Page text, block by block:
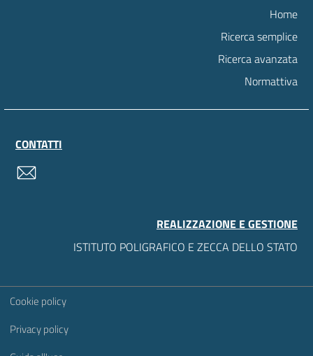
Home
Ricerca semplice
Ricerca avanzata
Normattiva
CONTATTI
REALIZZAZIONE E GESTIONE
ISTITUTO POLIGRAFICO E ZECCA DELLO STATO
Sezione Link Utili
Cookie policy
Privacy policy